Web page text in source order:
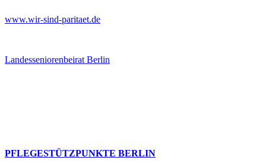
www.wir-sind-paritaet.de
Landesseniorenbeirat Berlin
PFLEGESTÜTZPUNKTE BERLIN